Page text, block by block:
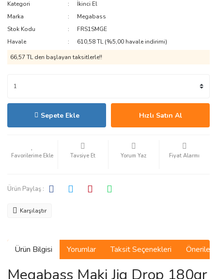
Kategori
İkinci El
Marka
Megabass
Stok Kodu
FRS1SMGE
Havale
610,58 TL (%5,00 havale indirimi)
66,57 TL den başlayan taksitlerle!!
Sepete Ekle Hızlı Satın Al
Tavsiye Et Yorum Yaz Fiyat Alarmı
Ürün Paylaş :
Karşılaştır
Ürün Bilgisi Yorumlar Taksit Seçenekleri
Megabass Maki Jig Drop 180gr